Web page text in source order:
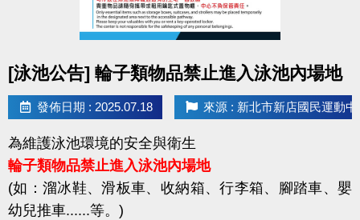
感謝您的配合，一起守護資訊安全！
[泳池公告] 輪子類物品禁止進入泳池內場地
發佈日期 : 2025.07.18 來源 : 新北市新店國民運動中
為維護泳池環境的安全與衛生
輪子類物品禁止進入泳池內場地
(如：溜冰鞋、滑板車、收納箱、行李箱、腳踏車、嬰
幼兒推車......等。)